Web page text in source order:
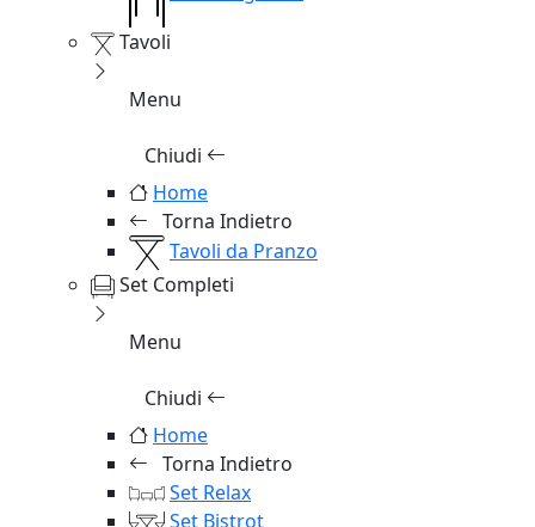
Tavoli
Menu
Chiudi
Home
Torna Indietro
Tavoli da Pranzo
Set Completi
Menu
Chiudi
Home
Torna Indietro
Set Relax
Set Bistrot